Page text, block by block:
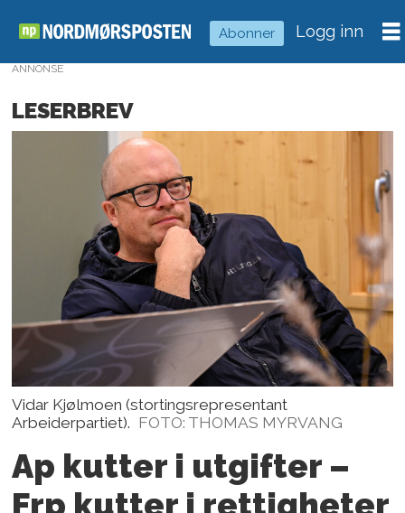
Abonner Logg inn
ANNONSE
LESERBREV
Vidar Kjølmoen (stortingsrepresentant
Arbeiderpartiet). FOTO: THOMAS MYRVANG
Ap kutter i utgifter –